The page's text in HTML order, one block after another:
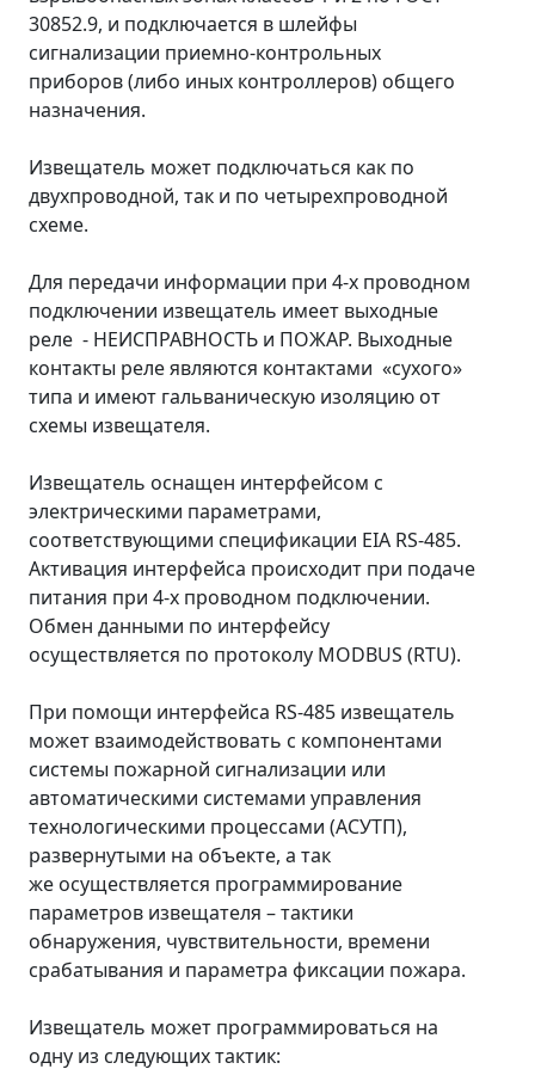
30852.9, и подключается в шлейфы
сигнализации приемно-контрольных
приборов (либо иных контроллеров) общего
назначения.
Извещатель может подключаться как по
двухпроводной, так и по четырехпроводной
схеме.
Для передачи информации при 4-х проводном
подключении извещатель имеет выходные
реле - НЕИСПРАВНОСТЬ и ПОЖАР. Выходные
контакты реле являются контактами «сухого»
типа и имеют гальваническую изоляцию от
схемы извещателя.
Извещатель оснащен интерфейсом с
электрическими параметрами,
соответствующими спецификации EIA RS-485.
Активация интерфейса происходит при подаче
питания при 4-х проводном подключении.
Обмен данными по интерфейсу
осуществляется по протоколу MODBUS (RTU).
При помощи интерфейса RS-485 извещатель
может взаимодействовать с компонентами
системы пожарной сигнализации или
автоматическими системами управления
технологическими процессами (АСУТП),
развернутыми на объекте, а так
же осуществляется программирование
параметров извещателя – тактики
обнаружения, чувствительности, времени
срабатывания и параметра фиксации пожара.
Извещатель может программироваться на
одну из следующих тактик: